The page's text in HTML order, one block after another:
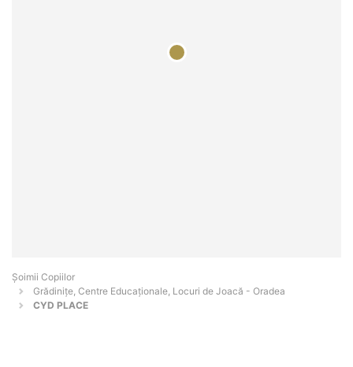
Șoimii Copiilor
Grădinițe, Centre Educaționale, Locuri de Joacă - Oradea
CYD PLACE